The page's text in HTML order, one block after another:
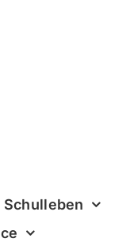
Schulleben